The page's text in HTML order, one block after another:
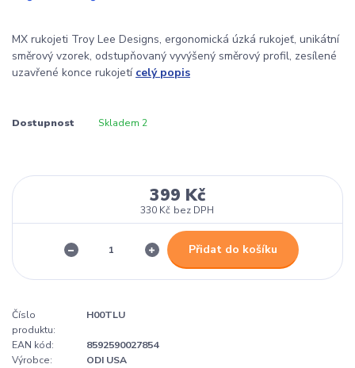
MX rukojeti Troy Lee Designs, ergonomická úzká rukojeť, unikátní
směrový vzorek, odstupňovaný vyvýšený směrový profil, zesílené
uzavřené konce rukojetí celý popis
Dostupnost Skladem 2
399 Kč
330 Kč bez DPH
Přidat do košíku
Číslo
produktu:
H00TLU
EAN kód:
8592590027854
Výrobce:
ODI USA